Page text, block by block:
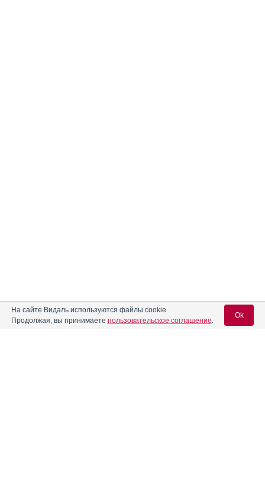
На сайте Видаль используются файлы cookie
Продолжая, вы принимаете пользовательское соглашение.
Ok